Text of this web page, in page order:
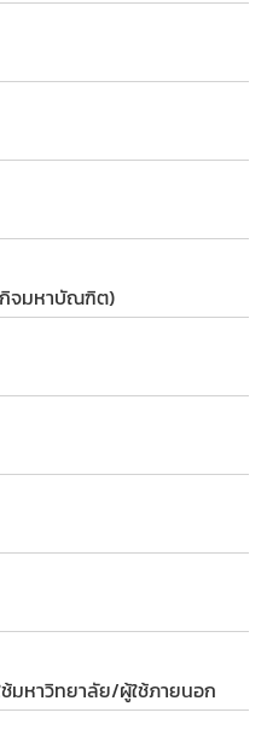
กิจมหาบัณฑิต)
มหาวิทยาลัย/ผู้ใช้ภายนอก